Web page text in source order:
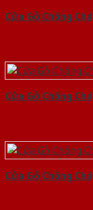
Cửa Gỗ Chống
Cửa Gỗ Chống
Cửa Gỗ Chống